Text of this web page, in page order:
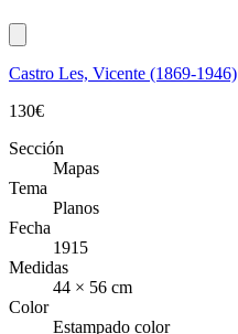
Castro Les, Vicente (1869-1946)
130€
Sección
Mapas
Tema
Planos
Fecha
1915
Medidas
44 × 56 cm
Color
Estampado color